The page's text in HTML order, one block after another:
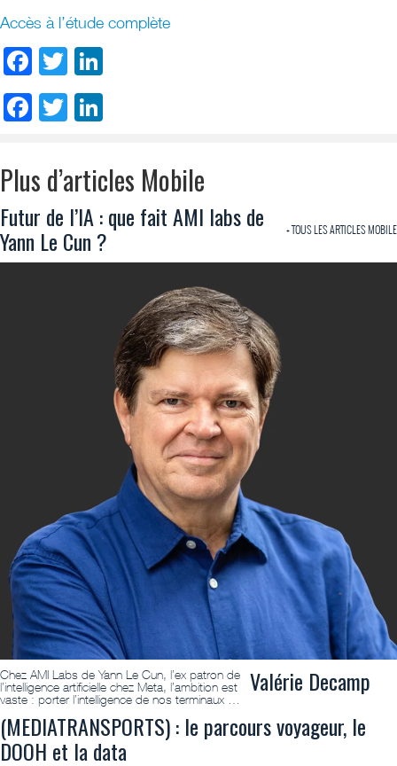
Accès à l’étude complète
Facebook
Twitter
Facebook
Twitter
Plus d’articles Mobile
+ TOUS LES ARTICLES MOBILE
Futur de l’IA : que fait AMI labs de
Yann Le Cun ?
Chez AMI Labs de Yann Le Cun, l’ex patron de
l’intelligence artificielle chez Meta, l’ambition est
vaste : porter l’intelligence de nos terminaux …
Valérie Decamp
(MEDIATRANSPORTS) : le parcours voyageur, le
DOOH et la data